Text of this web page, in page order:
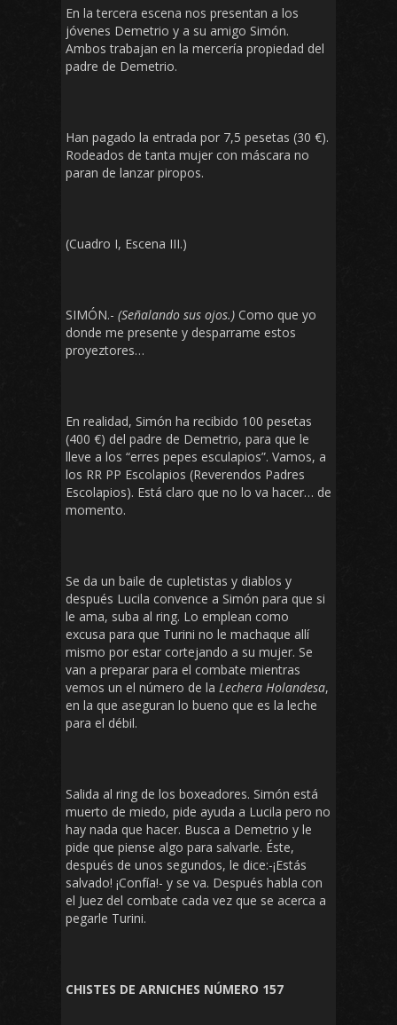
En la tercera escena nos presentan a los
jóvenes Demetrio y a su amigo Simón.
Ambos trabajan en la mercería propiedad del
padre de Demetrio.
Han pagado la entrada por 7,5 pesetas (30 €).
Rodeados de tanta mujer con máscara no
paran de lanzar piropos.
(Cuadro I, Escena III.)
SIMÓN.- (Señalando sus ojos.) Como que yo
donde me presente y desparrame estos
proyeztores…
En realidad, Simón ha recibido 100 pesetas
(400 €) del padre de Demetrio, para que le
lleve a los “erres pepes esculapios”. Vamos, a
los RR PP Escolapios (Reverendos Padres
Escolapios). Está claro que no lo va hacer… de
momento.
Se da un baile de cupletistas y diablos y
después Lucila convence a Simón para que si
le ama, suba al ring. Lo emplean como
excusa para que Turini no le machaque allí
mismo por estar cortejando a su mujer. Se
van a preparar para el combate mientras
vemos un el número de la Lechera Holandesa,
en la que aseguran lo bueno que es la leche
para el débil.
Salida al ring de los boxeadores. Simón está
muerto de miedo, pide ayuda a Lucila pero no
hay nada que hacer. Busca a Demetrio y le
pide que piense algo para salvarle. Éste,
después de unos segundos, le dice:-¡Estás
salvado! ¡Confía!- y se va. Después habla con
el Juez del combate cada vez que se acerca a
pegarle Turini.
CHISTES DE ARNICHES NÚMERO 157